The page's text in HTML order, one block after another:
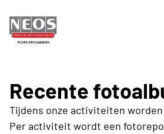
Recente
Tijdens onze activiteiten
Per activiteit wordt een